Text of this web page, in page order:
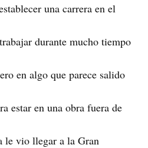
una carrera en el
durante mucho tiempo
en algo que parece salido
estar en una obra fuera de
le vio llegar a la Gran